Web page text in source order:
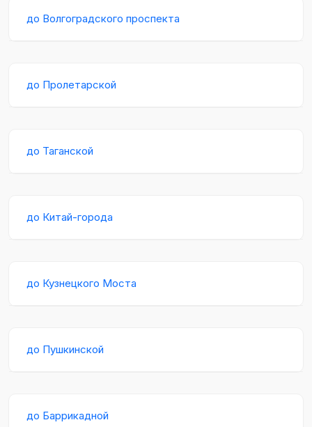
до Волгоградского проспекта
до Пролетарской
до Таганской
до Китай-города
до Кузнецкого Моста
до Пушкинской
до Баррикадной